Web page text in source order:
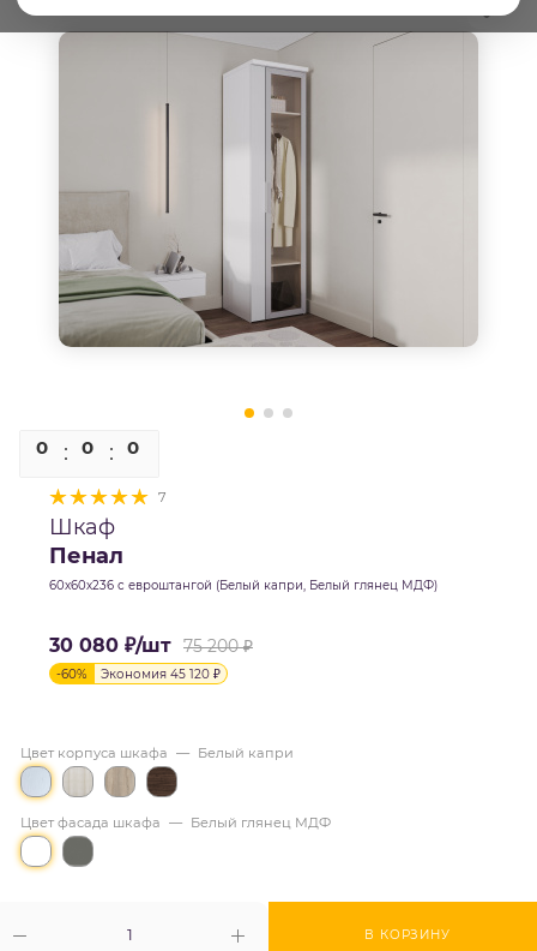
0 0 0
7
Шкаф
Пенал
60х60х236 с евроштангой (Белый капри, Белый глянец МДФ)
30 080 ₽/шт 75 200₽
-60% Экономия 45 120 ₽
В КОРЗИНУ
Цвет корпуса шкафа — Белый капри
Цвет фасада шкафа — Белый глянец МДФ